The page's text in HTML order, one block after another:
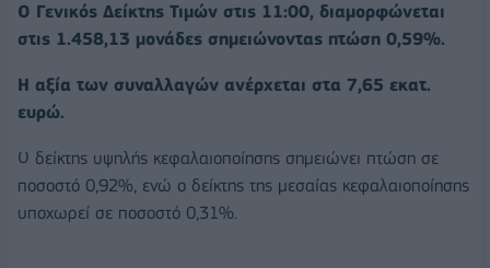
O Γενικός Δείκτης Τιμών στις 11:00, διαμορφώνεται
στις 1.458,13 μονάδες σημειώνοντας πτώση 0,59%.
Η αξία των συναλλαγών ανέρχεται στα 7,65 εκατ.
ευρώ.
Ο δείκτης υψηλής κεφαλαιοποίησης σημειώνει πτώση σε
ποσοστό 0,92%, ενώ ο δείκτης της μεσαίας κεφαλαιοποίησης
υποχωρεί σε ποσοστό 0,31%.